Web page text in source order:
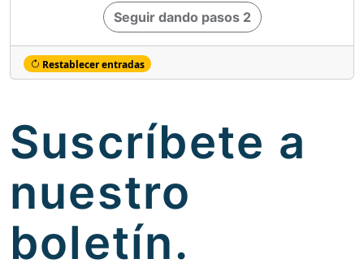
Seguir dando pasos 2
Restablecer entradas
Suscríbete a
nuestro
boletín.